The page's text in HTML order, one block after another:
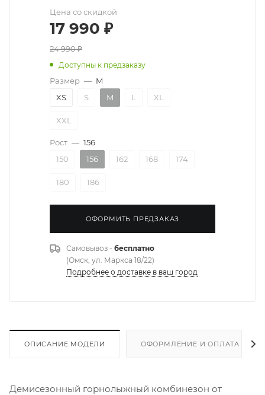
Цена со скидкой
17 990 ₽
24 990₽
Доступны к предзаказу
Размер — M
XS
S M L XL
XXL
Рост — 156
150
156 162 168 174
180 186
ОФОРМИТЬ ПРЕДЗАКАЗ
Самовывоз - бесплатно
(Омск, ул. Маркса 18/22)
Подробнее о доставке в ваш город
ОПИСАНИЕ МОДЕЛИ ОФОРМЛЕНИЕ И ОПЛАТА
Демисезонный горнолыжный комбинезон от